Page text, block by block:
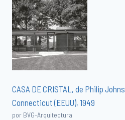
CASA DE CRISTAL, de Philip
Connecticut (EEUU), 1949
por BVG-Arquitectura